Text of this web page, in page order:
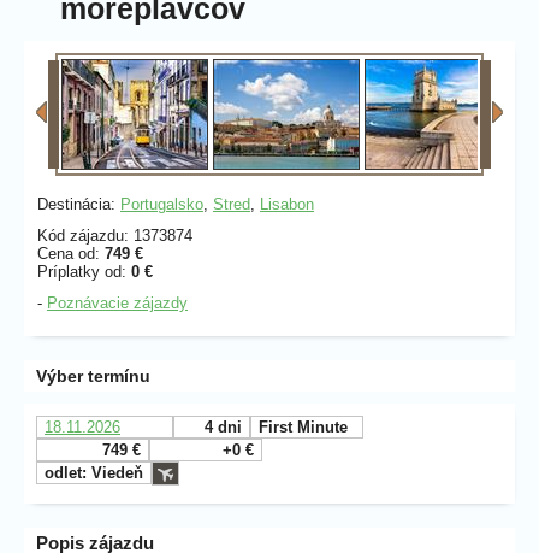
moreplavcov
Destinácia: Portugalsko, Stred, Lisabon
Kód zájazdu: 1373874
Cena od: 749 €
Príplatky od: 0 €
- Poznávacie zájazdy
Výber termínu
18.11.2026 4 dni
First Minute
749 €
+0 €
odlet: Viedeň
Popis zájazdu